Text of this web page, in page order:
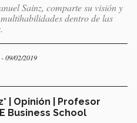
Sainz, comparte su visión y
dentro de las
- 09/02/2019
| Opinión | Profesor
Business School